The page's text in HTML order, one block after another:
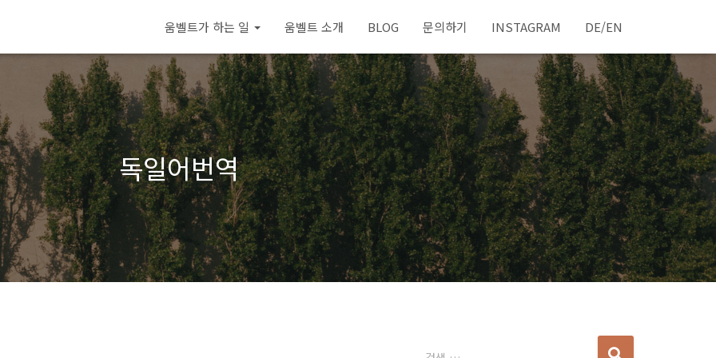
움벨트가 하는 일 움벨트 소개 BLOG 문의하기 INSTAGRAM DE/EN
독일어번역
다